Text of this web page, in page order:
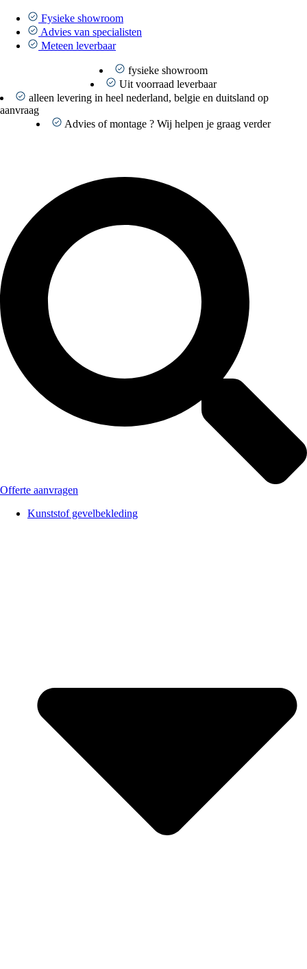
naar
inhoud
Fysieke showroom
Advies van specialisten
Meteen leverbaar
fysieke showroom
Uit voorraad leverbaar
alleen levering in heel nederland, belgie en duitsland op
aanvraag
Advies of montage ? Wij helpen je graag verder
Offerte aanvragen
Kunststof gevelbekleding